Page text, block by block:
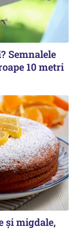
Semnalele
10 metri
și migdale,